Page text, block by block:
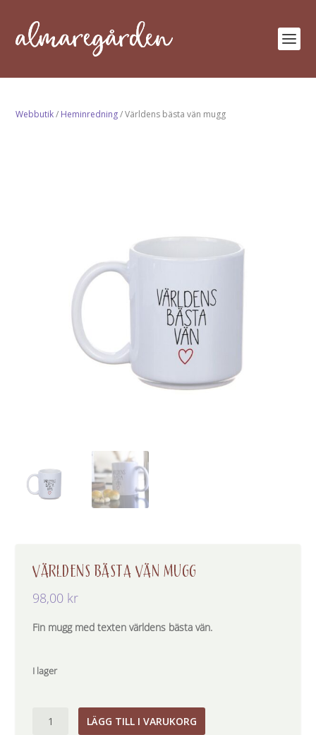
Webbutik/ Heminredning/ Världens bästa vän mugg
VÄRLDENS BÄSTA VÄN MUGG
98,00 kr
Fin mugg med texten världens bästa vän.
I lager
LÄGG TILL I VARUKORG